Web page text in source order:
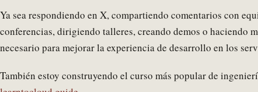
Ya sea respondiendo en X, compartiendo comentarios con
conferencias, dirigiendo talleres, creando demos o haciendo
necesario para mejorar la experiencia de desarrollo en los
También estoy construyendo el curso más popular de